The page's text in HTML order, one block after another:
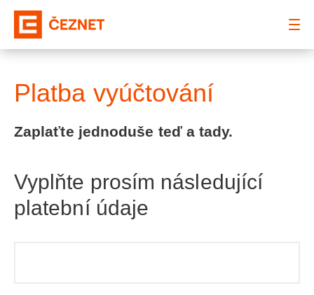
Platba vyúčtování
Zaplaťte jednoduše teď a tady.
Vyplňte prosím následující
platební údaje
: Platba vyúčtování